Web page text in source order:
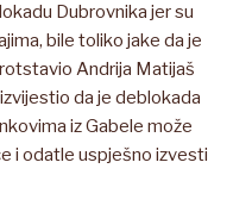
Dubrovnika jer su
bile toliko jake da je
Andrija Matijaš
da je deblokada
iz Gabele može
i odatle uspješno izvesti